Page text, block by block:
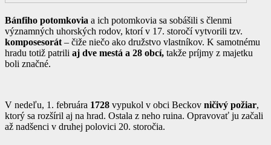
Bánfiho potomkovia a ich potomkovia sa sobášili s členmi
významných uhorských rodov, ktorí v 17. storočí vytvorili tzv.
komposesorát – čiže niečo ako družstvo vlastníkov. K samotnému
hradu totiž patrili aj dve mestá a 28 obcí, takže príjmy z majetku
boli značné.
V nedeľu, 1. februára 1728 vypukol v obci Beckov ničivý požiar,
ktorý sa rozšíril aj na hrad. Ostala z neho ruina. Opravovať ju začali
až nadšenci v druhej polovici 20. storočia.